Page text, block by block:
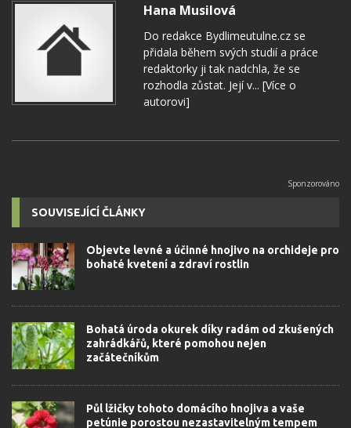
Hana Musilová
Do redakce Bydlimeutulne.cz se
přidala během svých studií a práce
redaktorky ji tak nadchla, že se
rozhodla zůstat. Její v... [Více o
autorovi]
SOUVISEJÍCÍ ČLÁNKY
Objevte levné a účinné hnojivo na orchideje pro
bohaté kvetení a zdraví rostlin
Bohatá úroda okurek díky radám od zkušených
zahrádkářů, které pomohou nejen
začátečníkům
Půl lžičky tohoto domácího hnojiva a vaše
petúnie porostou nezastavitelným tempem